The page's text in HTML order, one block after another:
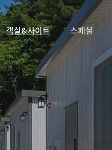
객실&사이트 스페셜